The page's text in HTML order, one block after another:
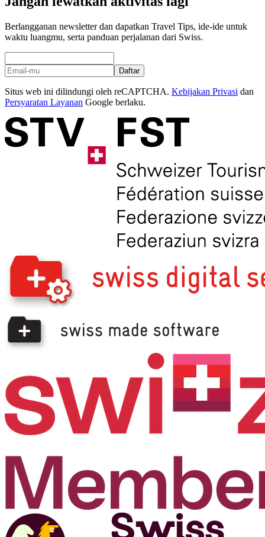
Berlangganan newsletter dan dapatkan Travel Tips, ide-ide untuk
waktu luangmu, serta panduan perjalanan dari Swiss.
Daftar
Situs web ini dilindungi oleh reCAPTCHA. Kebijakan Privasi dan
Persyaratan Layanan Google berlaku.